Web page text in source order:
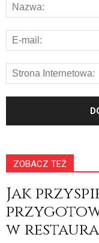
ZOBACZ TEŻ
Jak
w